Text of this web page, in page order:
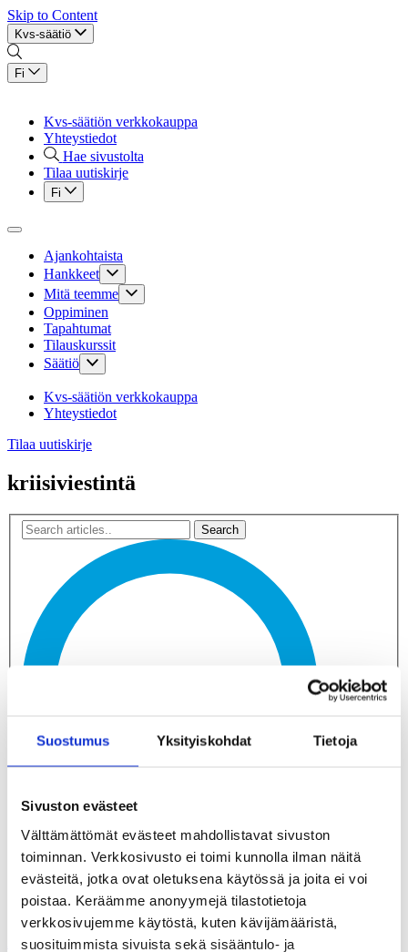
Suostumus Yksityiskohdat Tietoja
Sivuston evästeet
Välttämättömät evästeet mahdollistavat sivuston
toiminnan. Verkkosivusto ei toimi kunnolla ilman näitä
evästeitä, jotka ovat oletuksena käytössä ja joita ei voi
poistaa. Keräämme anonyymejä tilastotietoja
verkkosivujemme käytöstä, kuten kävijämääristä,
suosituimmista sivuista sekä sisääntulo- ja
Skip to Content
Kvs-säätiö
Fi
Kvs-säätiön verkkokauppa
Yhteystiedot
Hae sivustolta
Tilaa uutiskirje
Fi
Ajankohtaista
Hankkeet
Mitä teemme
Oppiminen
Tapahtumat
Tilauskurssit
Säätiö
Kvs-säätiön verkkokauppa
Yhteystiedot
Tilaa uutiskirje
kriisiviestintä
Ajankohtaista